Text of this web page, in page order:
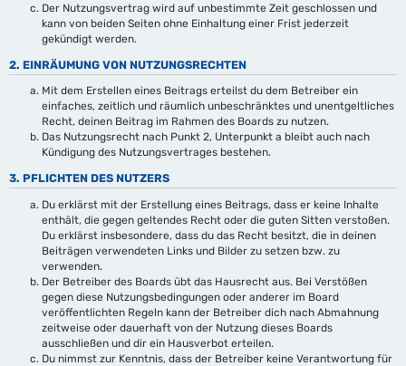
Der Nutzungsvertrag wird auf unbestimmte Zeit geschlossen und
kann von beiden Seiten ohne Einhaltung einer Frist jederzeit
gekündigt werden.
2. EINRÄUMUNG VON NUTZUNGSRECHTEN
Mit dem Erstellen eines Beitrags erteilst du dem Betreiber ein
einfaches, zeitlich und räumlich unbeschränktes und unentgeltliches
Recht, deinen Beitrag im Rahmen des Boards zu nutzen.
Das Nutzungsrecht nach Punkt 2, Unterpunkt a bleibt auch nach
Kündigung des Nutzungsvertrages bestehen.
3. PFLICHTEN DES NUTZERS
Du erklärst mit der Erstellung eines Beitrags, dass er keine Inhalte
enthält, die gegen geltendes Recht oder die guten Sitten verstoßen.
Du erklärst insbesondere, dass du das Recht besitzt, die in deinen
Beiträgen verwendeten Links und Bilder zu setzen bzw. zu
verwenden.
Der Betreiber des Boards übt das Hausrecht aus. Bei Verstößen
gegen diese Nutzungsbedingungen oder anderer im Board
veröffentlichten Regeln kann der Betreiber dich nach Abmahnung
zeitweise oder dauerhaft von der Nutzung dieses Boards
ausschließen und dir ein Hausverbot erteilen.
Du nimmst zur Kenntnis, dass der Betreiber keine Verantwortung für